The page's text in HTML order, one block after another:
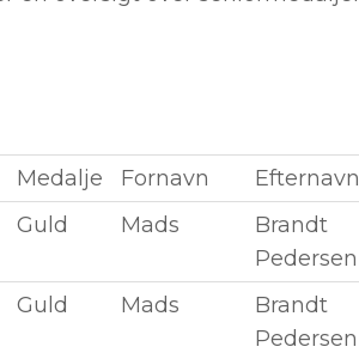
Medalje Fornavn Efternavn
Guld Mads
Brandt
Pedersen
Guld Mads
Brandt
Pedersen